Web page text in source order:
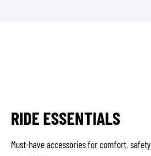
RIDE ESSENTIALS
Must-have accessories for comfort, safety